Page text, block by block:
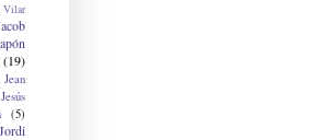
Vilar
(19)
Jean
Jesús
(5)
Jordi